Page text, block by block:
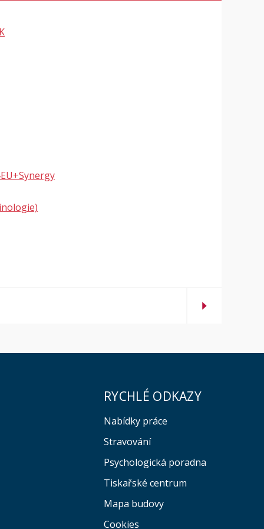
RYCHLÉ ODKAZY
Nabídky práce
Stravování
Psychologická poradna
Tiskařské centrum
Mapa budovy
Cookies